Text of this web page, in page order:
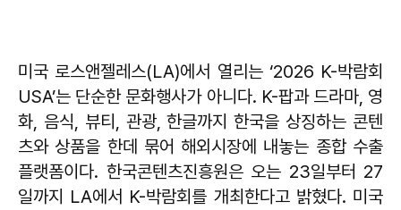
미국 로스앤젤레스(LA)에서 열리는 ‘2026 K-박람회
USA’는 단순한 문화행사가 아니다. K-팝과 드라마, 영
화, 음식, 뷰티, 관광, 한글까지 한국을 상징하는 콘텐
츠와 상품을 한데 묶어 해외시장에 내놓는 종합 수출
플랫폼이다. 한국콘텐츠진흥원은 오는 23일부터 27
일까지 LA에서 K-박람회를 개최한다고 밝혔다. 미국